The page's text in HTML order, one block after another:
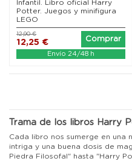
Infantil. Libro oficial Harry
Potter. Juegos y minifigura
LEGO
12,25 €
12,90 €
Comprar
Envío 24/48 h
Trama de los libros Harry
Cada libro nos sumerge en una
intriga y una buena dosis de
Piedra Filosofal" hasta "Harry